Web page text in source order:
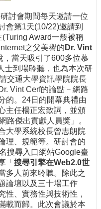
討會期間每天邀請一位
會第1天(10/22)邀請到
(Turing Award一般被稱
之父美譽的 Dr. Vint
，當天吸引了600多位慕
士到場聆聽，也為本次研
交通大學資訊學院院長
Vint Cerf的論點－網路
的。24日的開幕典禮由
主任楊正宏致詞，並頒
路傑出貢獻人員獎」。
大學系統校長曾志朗院
理、規範等。研討會的
搜尋入口網站Google臺
「 搜尋引擎在Web2.0世
多人前來聆聽。除此之
論壇以及三十場工作
性、實務性與技術性，
載而歸。此次會議於本